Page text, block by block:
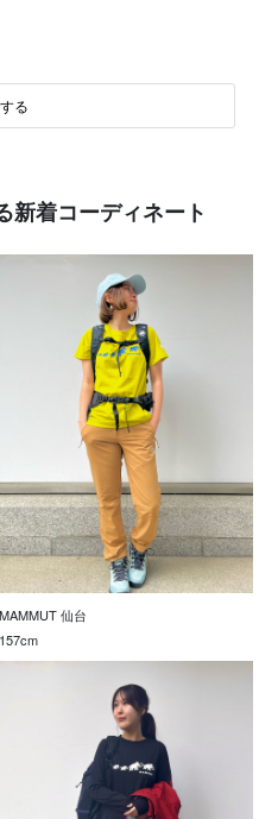
る
新着コーディネート
MAMMUT 仙台
157cm